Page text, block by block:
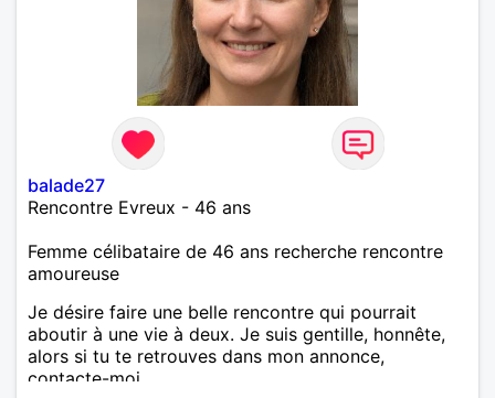
balade27
Rencontre Evreux - 46 ans
Femme célibataire de 46 ans recherche rencontre
amoureuse
Je désire faire une belle rencontre qui pourrait
aboutir à une vie à deux. Je suis gentille, honnête,
alors si tu te retrouves dans mon annonce,
contacte-moi.